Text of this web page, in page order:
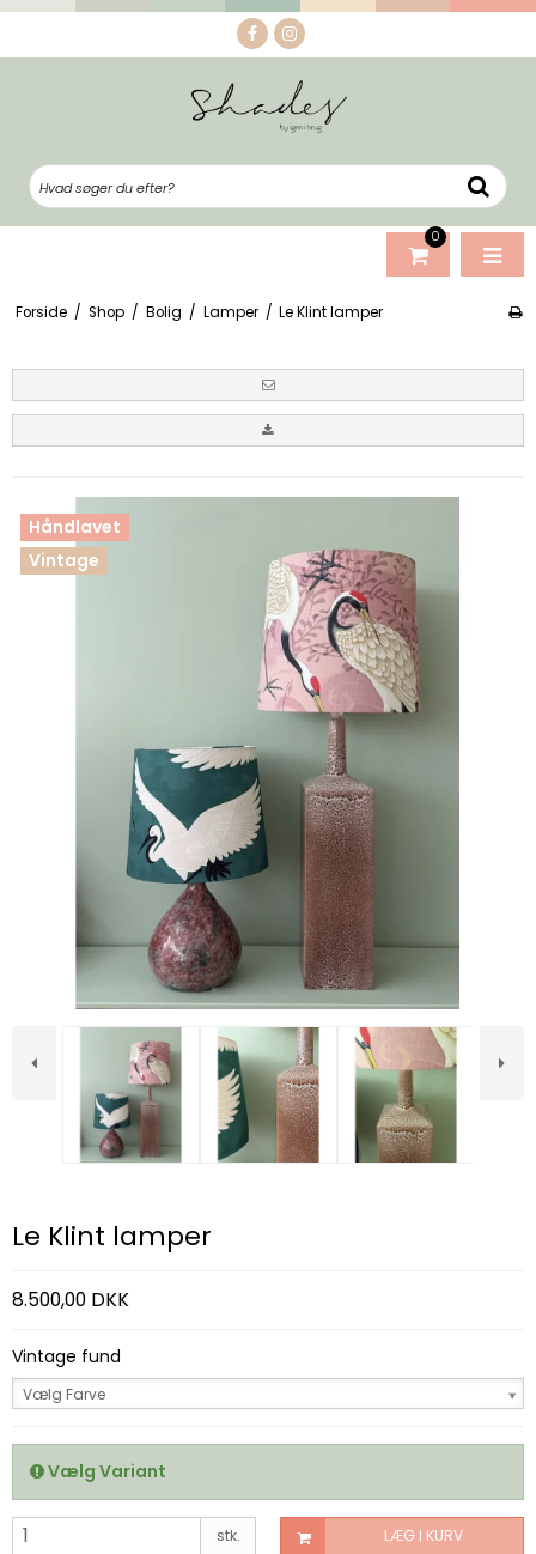
0
Forside / Shop / Bolig / Lamper / Le Klint lamper
Håndlavet
Vintage
Le Klint lamper
8.500,00 DKK
Vintage fund
Vælg Farve
Vælg Variant
stk. LÆG I KURV